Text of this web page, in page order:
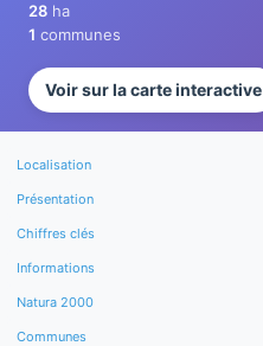
28 ha
1 communes
Voir sur la carte interactive
Localisation
Présentation
Chiffres clés
Informations
Natura 2000
Communes